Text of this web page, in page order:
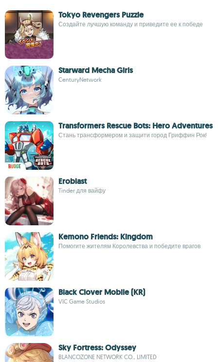
Tokyo Revengers Puzzle
Создайте лучшую команду и приведите ее к победе
Starward Mecha Girls
CenturyNetwork
Transformers Rescue Bots: Hero Adventures
Стань трансформером и защити город Гриффин Рок!
Eroblast
Tinder для вайфу
Kemono Friends: Kingdom
Помогите жителям Королевства и победите врагов
Black Clover Mobile (KR)
VIC Game Studios
Sky Fortress: Odyssey
BLANCOZONE NETWORK CO., LIMITED